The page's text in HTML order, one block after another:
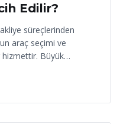
Edilir?
süreçlerinden
araç seçimi ve
hizmettir. Büyük…